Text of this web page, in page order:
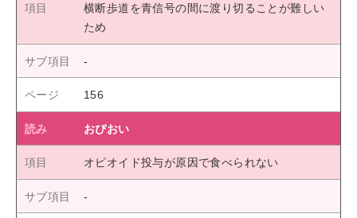
横断歩道を青信号の間に渡り切ることが難しい
ため
156
おぴおい
オピオイド投与が原因で食べられない